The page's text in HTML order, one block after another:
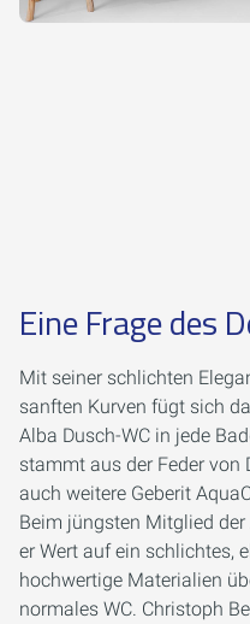
Eine Frage des
Mit seiner schlichten
sanften Kurven fügt sich
Alba Dusch-WC in jede
stammt aus der Feder von
auch weitere Geberit
Beim jüngsten Mitglied
er Wert auf ein schlichtes,
hochwertige Materialien
normales WC. Christoph